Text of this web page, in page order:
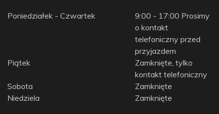
Poniedziałek - Czwartek
9:00 - 17:00 Prosimy
o kontakt
telefoniczny przed
przyjazdem
Piątek
Zamknięte, tylko
kontakt telefoniczny
Sobota
Zamknięte
Niedziela
Zamknięte